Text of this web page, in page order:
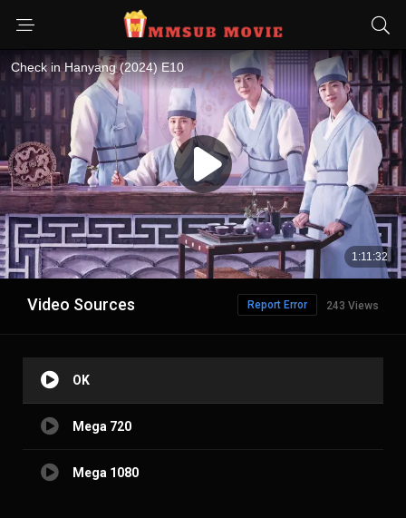
Video Sources 243 Views
Report Error
OK
Mega 720
Mega 1080